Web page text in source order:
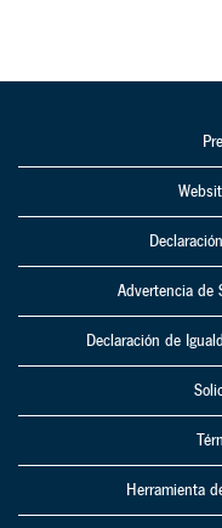
Advertencia de
Declaración de
Herramienta